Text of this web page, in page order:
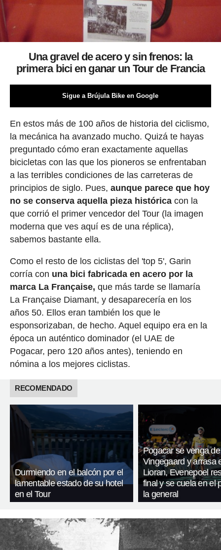
Una gravel de acero y sin frenos: la
primera bici en ganar un Tour de Francia
Sigue a Brújula Bike en Google
En estos más de 100 años de historia del ciclismo,
la mecánica ha avanzado mucho. Quizá te hayas
preguntado cómo eran exactamente aquellas
bicicletas con las que los pioneros se enfrentaban
a las terribles condiciones de las carreteras de
principios de siglo. Pues, aunque parece que hoy
no se conserva aquella pieza históricacon la
que corrió el primer vencedor del Tour (la imagen
moderna que ves aquí es de una réplica),
sabemos bastante ella.
Como el resto de los ciclistas del 'top 5', Garin
corría con una bici fabricada en acero por la
marca La Française, que más tarde se llamaría
La Française Diamant, y desaparecería en los
años 50. Ellos eran también los que le
esponsorizaban, de hecho. Aquel equipo era en la
época un auténtico dominador (el UAE de
Pogacar, pero 120 años antes), teniendo en
nómina a los mejores ciclistas.
RECOMENDADO
Durmiendo en el balcón por el
lamentable estado de su hotel
en el Tour
Pogacar se venga de
Vingegaard y arrasa
Lioran, Evenepoel
final y se cuela en el
la general